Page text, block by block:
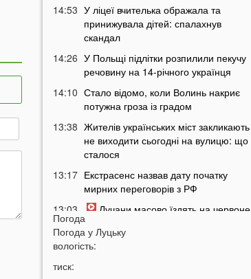
14:53 У ліцеї вчителька ображала та
принижувала дітей: спалахнув
скандал
14:26 У Польщі підлітки розпилили пекучу
речовину на 14-річного українця
14:10 Стало відомо, коли Волинь накриє
потужна гроза із градом
13:38 Жителів українських міст закликають
не виходити сьогодні на вулицю: що
сталося
13:17 Екстрасенс назвав дату початку
мирних переговорів з РФ
13:03
Лучани масово їздять на червоне
світло навіть після смертельної
аварії на Соборності: шокуючі кадри
Погода
Погода у Луцьку
вологість:
тиск: